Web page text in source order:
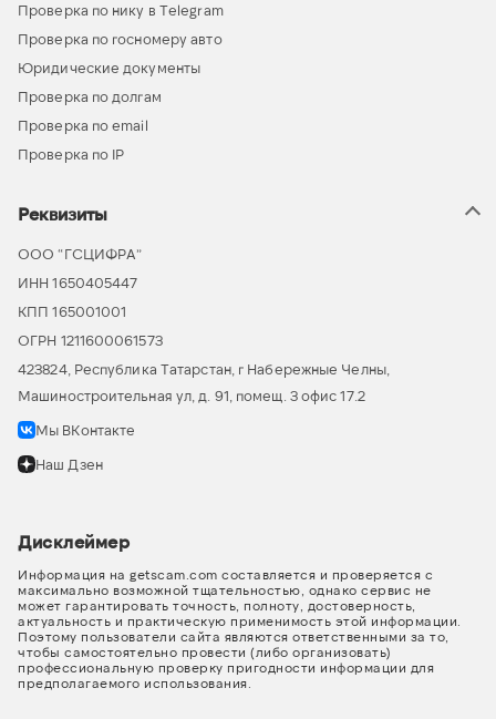
Проверка по нику в Telegram
Проверка по госномеру авто
Юридические документы
Проверка по долгам
Проверка по email
Проверка по IP
Реквизиты
ООО “ГСЦИФРА”
ИНН 1650405447
КПП 165001001
ОГРН 1211600061573
423824, Республика Татарстан, г Набережные Челны,
Машиностроительная ул, д. 91, помещ. 3 офис 17.2
Мы ВКонтакте
Наш Дзен
Дисклеймер
Информация на getscam.com составляется и проверяется с
максимально возможной тщательностью, однако сервис не
может гарантировать точность, полноту, достоверность,
актуальность и практическую применимость этой информации.
Поэтому пользователи сайта являются ответственными за то,
чтобы самостоятельно провести (либо организовать)
профессиональную проверку пригодности информации для
предполагаемого использования.